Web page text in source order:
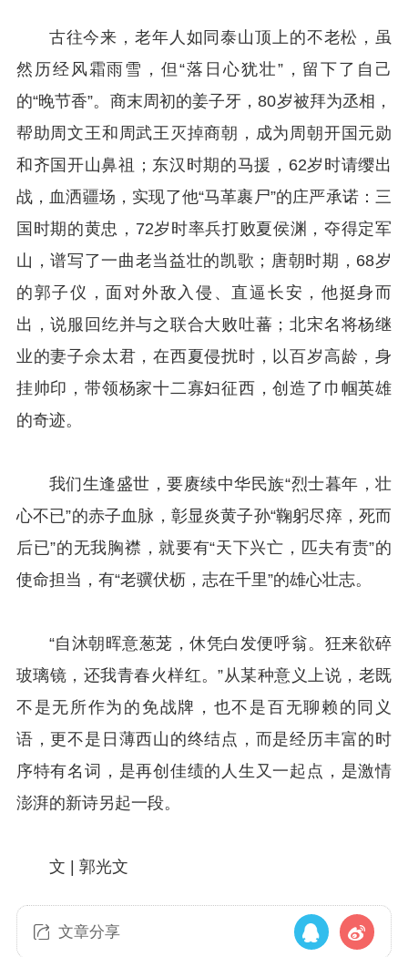
古往今来，老年人如同泰山顶上的不老松，虽
然历经风霜雨雪，但“落日心犹壮”，留下了自己
的“晚节香”。商末周初的姜子牙，80岁被拜为丞相，
帮助周文王和周武王灭掉商朝，成为周朝开国元勋
和齐国开山鼻祖；东汉时期的马援，62岁时请缨出
战，血洒疆场，实现了他“马革裹尸”的庄严承诺：三
国时期的黄忠，72岁时率兵打败夏侯渊，夺得定军
山，谱写了一曲老当益壮的凯歌；唐朝时期，68岁
的郭子仪，面对外敌入侵、直逼长安，他挺身而
出，说服回纥并与之联合大败吐蕃；北宋名将杨继
业的妻子佘太君，在西夏侵扰时，以百岁高龄，身
挂帅印，带领杨家十二寡妇征西，创造了巾帼英雄
的奇迹。
我们生逢盛世，要赓续中华民族“烈士暮年，壮
心不已”的赤子血脉，彰显炎黄子孙“鞠躬尽瘁，死而
后已”的无我胸襟，就要有“天下兴亡，匹夫有责”的
使命担当，有“老骥伏枥，志在千里”的雄心壮志。
“自沐朝晖意葱茏，休凭白发便呼翁。狂来欲碎
玻璃镜，还我青春火样红。”从某种意义上说，老既
不是无所作为的免战牌，也不是百无聊赖的同义
语，更不是日薄西山的终结点，而是经历丰富的时
序特有名词，是再创佳绩的人生又一起点，是激情
澎湃的新诗另起一段。
文 | 郭光文
文章分享